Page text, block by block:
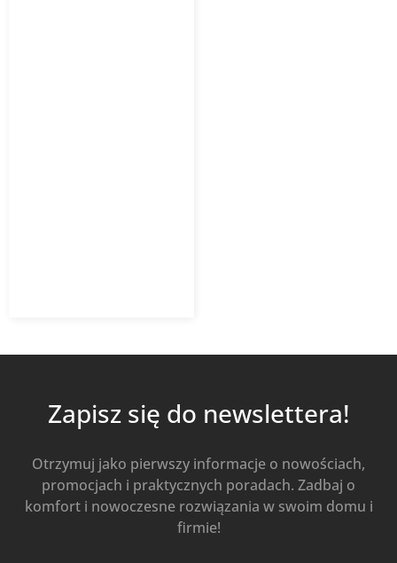
Zapisz się do newslettera!
Otrzymuj jako pierwszy informacje o nowościach,
promocjach i praktycznych poradach. Zadbaj o
komfort i nowoczesne rozwiązania w swoim domu i
firmie!